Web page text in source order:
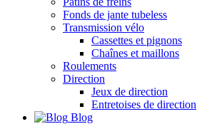
Fonds de jante tubeless
Transmission vélo
Cassettes et pignons
Chaînes et maillons
Roulements
Direction
Jeux de direction
Entretoises de direction
Blog